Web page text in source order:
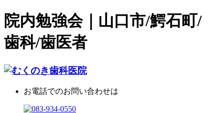
院内勉強会｜山口市/鰐石町/
歯科/歯医者
お電話でのお問い合わせは